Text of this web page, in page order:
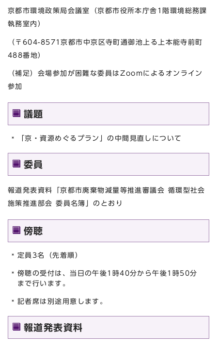
京都市環境政策局会議室（京都市役所本庁舎1階環境総務課
執務室内）
（〒604-8571京都市中京区寺町通御池上る上本能寺前町
488番地）
（補足）会場参加が困難な委員はZoomによるオンライン
参加
議題
「京・資源めぐるプラン」の中間見直しについて
委員
報道発表資料「京都市廃棄物減量等推進審議会 循環型社会
施策推進部会 委員名簿」のとおり
傍聴
定員3名（先着順）
傍聴の受付は、当日の午後1時40分から午後1時50分
まで行います。
記者席は別途用意します。
報道発表資料